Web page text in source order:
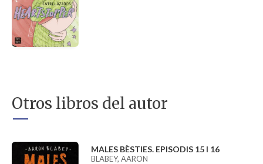
Otros libros del autor
MALES BÈSTIES. EPISODIS 15 I 16
BLABEY, AARON